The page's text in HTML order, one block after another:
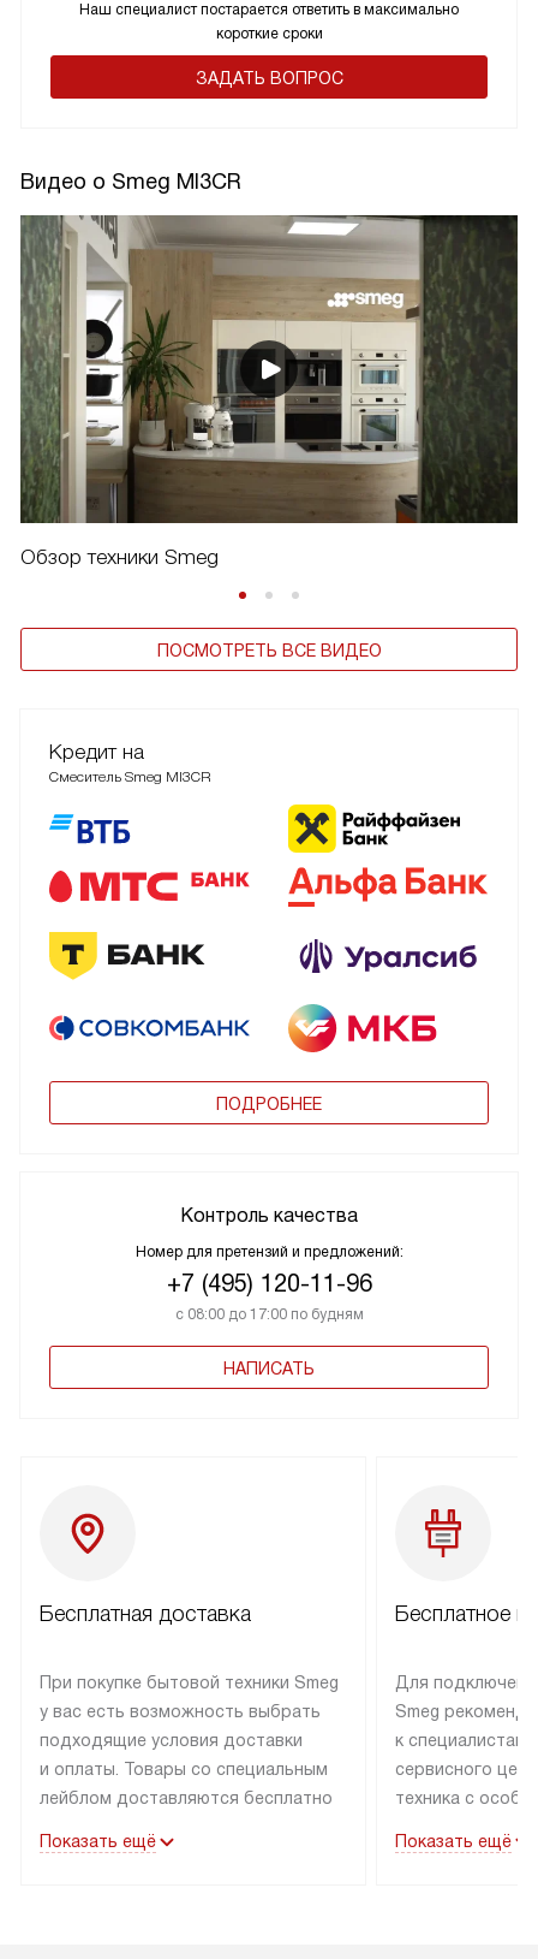
Наш специалист постарается ответить в максимально
короткие сроки
ЗАДАТЬ ВОПРОС
Видео о Smeg MI3CR
Обзор техники Smeg
ПОСМОТРЕТЬ ВСЕ ВИДЕО
Кредит на
Смеситель Smeg MI3CR
ПОДРОБНЕЕ
Контроль качества
Номер для претензий и предложений:
+7 (495) 120-11-96
с 08:00 до 17:00 по будням
НАПИСАТЬ
Бесплатная доставка
При покупке бытовой техники Smeg
у вас есть возможность выбрать
подходящие условия доставки
и оплаты. Товары со специальным
лейблом доставляются бесплатно
до подъезда. Доставка за пределы
Показать ещё
Бесплатное
Для
Smeg
к специалистам
сервисного
техника с
коммуникациям.
Показать ещё